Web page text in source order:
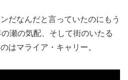
だなんだと言っていたのにもう
瀬の気配、そして街のいたる
はマライア・キャリー。